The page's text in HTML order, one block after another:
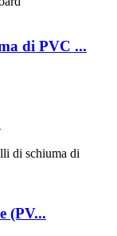
di PVC ...
(PV...